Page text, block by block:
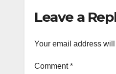
Leave a
Your email address
Comment*